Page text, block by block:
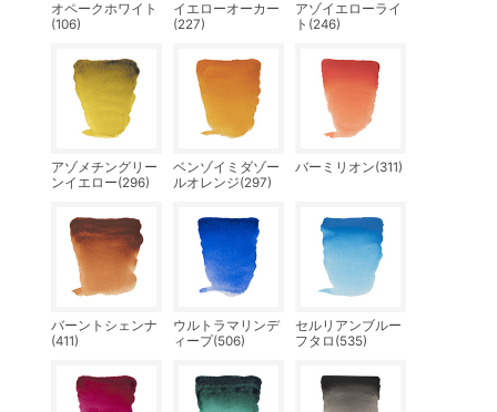
オペークホワイト
(106)
イエローオーカー
(227)
アゾイエローライ
ト(246)
アゾメチングリー
ンイエロー(296)
ベンゾイミダゾー
ルオレンジ(297)
バーミリオン(311)
バーントシェンナ
(411)
ウルトラマリンデ
ィープ(506)
セルリアンブルー
フタロ(535)